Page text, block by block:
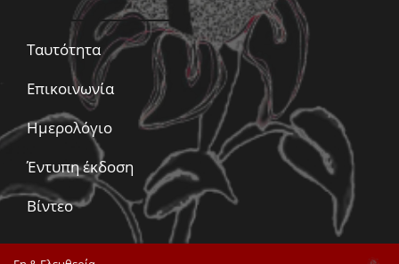
Ταυτότητα
Επικοινωνία
Ημερολόγιο
Έντυπη έκδοση
Βίντεο